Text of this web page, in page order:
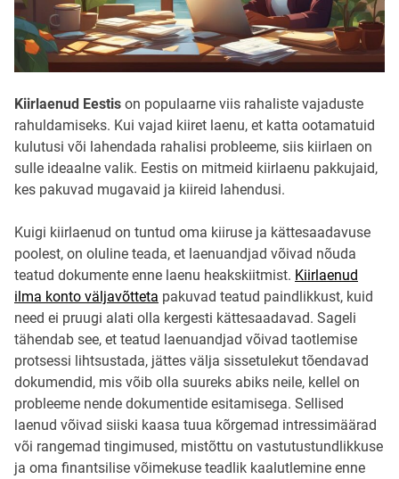
r
e
a
d
t
m
e
Kiirlaenud Eestis on populaarne viis rahaliste vajaduste
rahuldamiseks. Kui vajad kiiret laenu, et katta ootamatuid
kulutusi või lahendada rahalisi probleeme, siis kiirlaen on
sulle ideaalne valik. Eestis on mitmeid kiirlaenu pakkujaid,
kes pakuvad mugavaid ja kiireid lahendusi.
Kuigi kiirlaenud on tuntud oma kiiruse ja kättesaadavuse
poolest, on oluline teada, et laenuandjad võivad nõuda
teatud dokumente enne laenu heakskiitmist. Kiirlaenud
ilma konto väljavõtteta pakuvad teatud paindlikkust, kuid
need ei pruugi alati olla kergesti kättesaadavad. Sageli
tähendab see, et teatud laenuandjad võivad taotlemise
protsessi lihtsustada, jättes välja sissetulekut tõendavad
dokumendid, mis võib olla suureks abiks neile, kellel on
probleeme nende dokumentide esitamisega. Sellised
laenud võivad siiski kaasa tuua kõrgemad intressimäärad
või rangemad tingimused, mistõttu on vastutustundlikkuse
ja oma finantsilise võimekuse teadlik kaalutlemine enne